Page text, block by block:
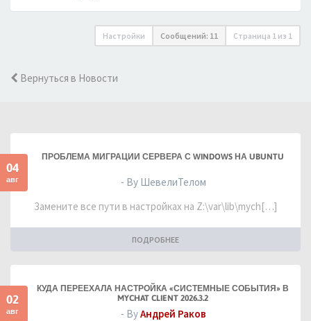
Настройки Сообщений: 11 Страница 1 из 1
Вернуться в Новости
04
авг
ПРОБЛЕМА МИГРАЦИИ СЕРВЕРА С WINDOWS НА UBUNTU
- By ШевелиТелом
Замените все пути в настройках на Z:\var\lib\mych[…]
ПОДРОБНЕЕ
02
авг
КУДА ПЕРЕЕХАЛА НАСТРОЙКА «СИСТЕМНЫЕ СОБЫТИЯ» В
MYCHAT CLIENT 2026.3.2
- ByАндрей Раков